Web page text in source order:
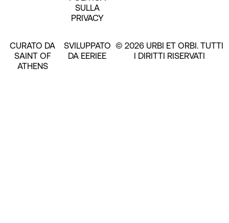
SULLA
PRIVACY
© 2026 URBI ET ORBI. TUTTI
I DIRITTI RISERVATI
CURATO DA
SAINT OF
ATHENS
SVILUPPATO
DA EERIEE